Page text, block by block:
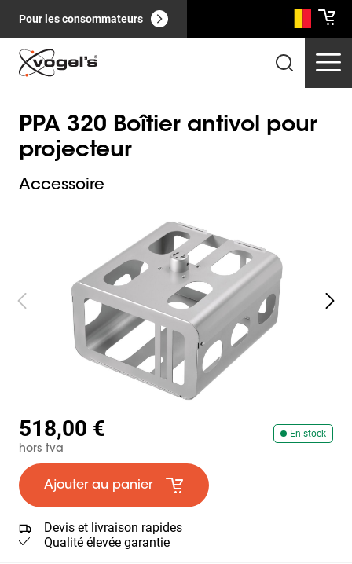
Pour les consommateurs
Pages (0 ): Voir tout
PPA 320 Boîtier antivol pour
projecteur
Accessoire
En stock
518,00 €
hors tva
Ajouter au panier
Devis et livraison rapides
Qualité élevée garantie